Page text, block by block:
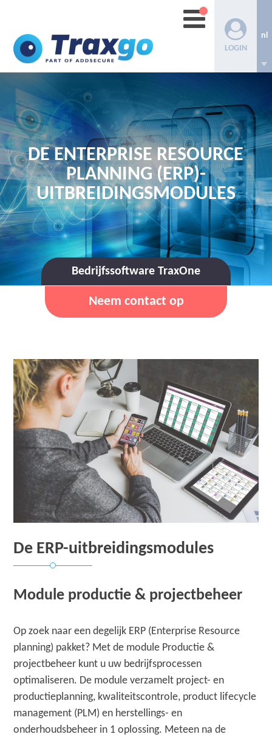
LOGIN
nl
DE ENTERPRISE RESOURCE
PLANNING (ERP)-
UITBREIDINGSMODULES
Bedrijfssoftware TraxOne
Neem contact op
De ERP-uitbreidingsmodules
Module productie & projectbeheer
Op zoek naar een degelijk ERP (Enterprise Resource
planning) pakket? Met de module Productie &
projectbeheer kunt u uw bedrijfsprocessen
optimaliseren. De module verzamelt project- en
productieplanning, kwaliteitscontrole, product lifecycle
management (PLM) en herstellings- en
onderhoudsbeheer in 1 oplossing. Meteen na de